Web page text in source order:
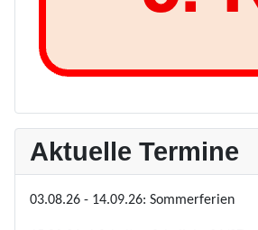
Aktuelle Termine
03.08.26 - 14.09.26: Sommerferien